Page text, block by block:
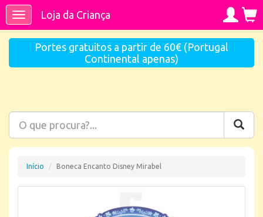
ToggleLoja da Criança
Portes gratuitos a partir de 60€ (Portugal
Continental apenas)
Início Boneca Encanto Disney Mirabel